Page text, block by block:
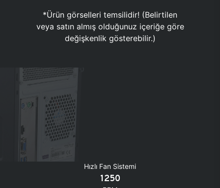
*Ürün görselleri temsilidir! (Belirtilen
veya satın almış olduğunuz içeriğe göre
değişkenlik gösterebilir.)
Hızlı Fan Sistemi
1250